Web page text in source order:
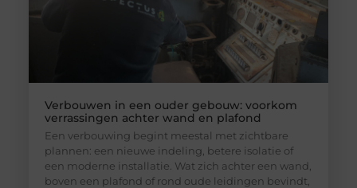
Verbouwen in een ouder gebouw: voorkom
verrassingen achter wand en plafond
Een verbouwing begint meestal met zichtbare
plannen: een nieuwe indeling, betere isolatie of
een moderne installatie. Wat zich achter een wand,
boven een plafond of rond oude leidingen bevindt,